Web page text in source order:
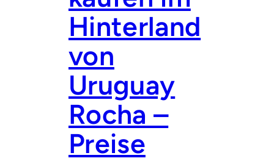
R
R
A
S
R
O
H
A
–
P
Hinterland
von
Uruguay
Rocha –
Preise